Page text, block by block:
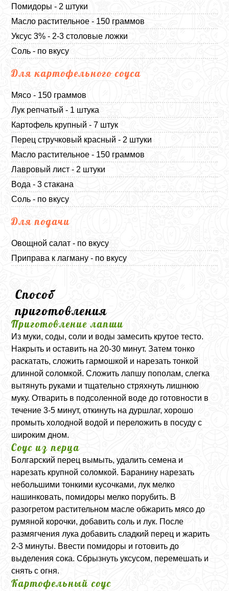
Помидоры - 2 штуки
Масло растительное - 150 граммов
Уксус 3% - 2-3 столовые ложки
Соль - по вкусу
Для картофельного соуса
Мясо - 150 граммов
Лук репчатый - 1 штука
Картофель крупный - 7 штук
Перец стручковый красный - 2 штуки
Масло растительное - 150 граммов
Лавровый лист - 2 штуки
Вода - 3 стакана
Соль - по вкусу
Для подачи
Овощной салат - по вкусу
Приправа к лагману - по вкусу
Способ
приготовления
Приготовление лапши
Из муки, соды, соли и воды замесить крутое тесто.
Накрыть и оставить на 20-30 минут. Затем тонко
раскатать, сложить гармошкой и нарезать тонкой
длинной соломкой. Сложить лапшу пополам, слегка
вытянуть руками и тщательно стряхнуть лишнюю
муку. Отварить в подсоленной воде до готовности в
течение 3-5 минут, откинуть на дуршлаг, хорошо
промыть холодной водой и переложить в посуду с
широким дном.
Соус из перца
Болгарский перец вымыть, удалить семена и
нарезать крупной соломкой. Баранину нарезать
небольшими тонкими кусочками, лук мелко
нашинковать, помидоры мелко порубить. В
разогретом растительном масле обжарить мясо до
румяной корочки, добавить соль и лук. После
размягчения лука добавить сладкий перец и жарить
2-3 минуты. Ввести помидоры и готовить до
выделения сока. Сбрызнуть уксусом, перемешать и
снять с огня.
Картофельный соус